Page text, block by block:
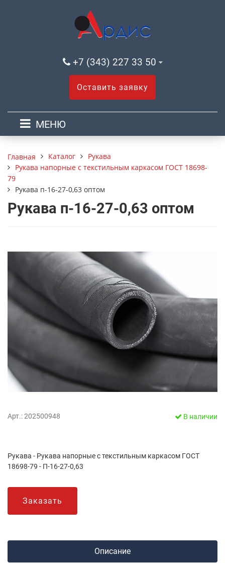
+7 (343) 227 33 50
Оставить заявку
МЕНЮ
Главная Каталог
Рукава
Рукава напорные с текстильным каркасом ГОСТ 18698-
79
Рукава п-16-27-0,63 оптом
Рукава п-16-27-0,63 оптом
Арт.: 202500948 В наличии
Рукава - Рукава напорные с текстильным каркасом ГОСТ
18698-79 - П-16-27-0,63
Заказать
Описание